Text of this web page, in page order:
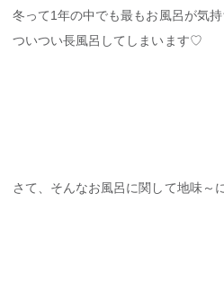
冬って1年の中でも最もお風呂が気
ついつい長風呂してしまいます♡
さて、そんなお風呂に関して地味～